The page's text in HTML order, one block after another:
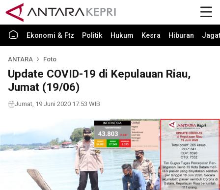
Ekonomi & Ftz Politik Hukum Kesra Hiburan Jagat
ANTARA Foto
Update COVID-19 di Kepulauan Riau,
Jumat (19/06)
Jumat, 19 Juni 2020 17:53 WIB